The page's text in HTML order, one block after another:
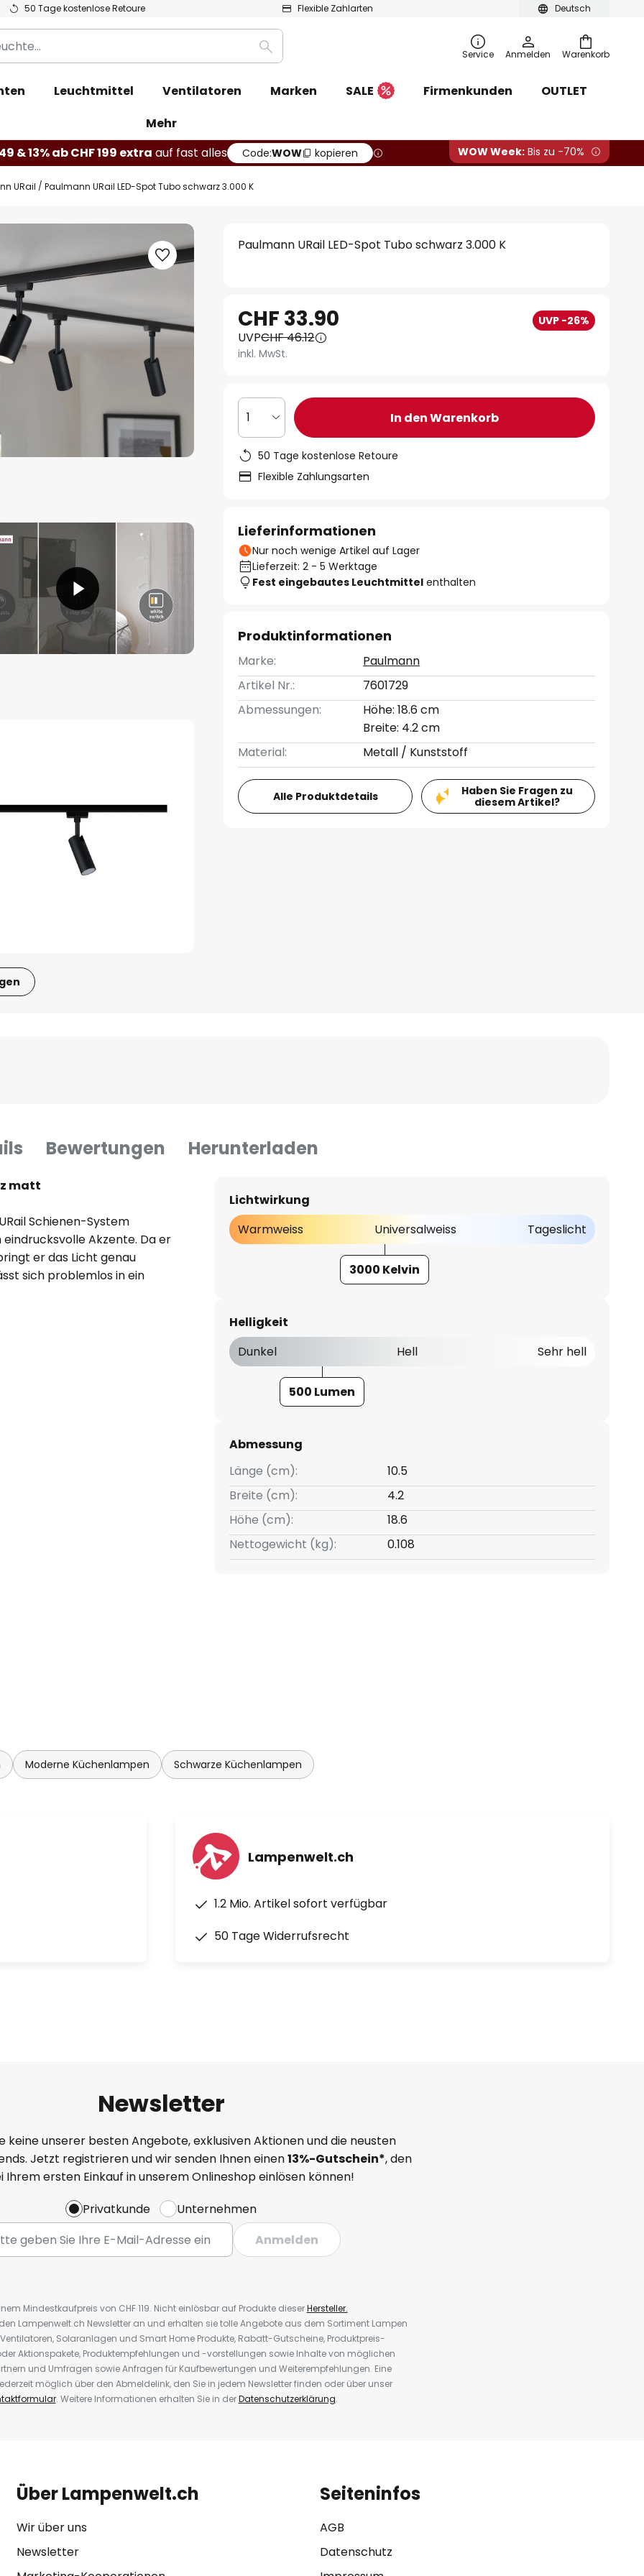
Deutsch
50 Tage kostenlose Retoure Flexible Zahlarten
Warenkorb
Suche Service Anmelden
Leuchtmittel Ventilatoren Marken SALE Firmenkunden
OUTLET
Mehr
& 13% ab CHF 199 extra auf fast alles Code:WOW kopieren WOW Week: Bis zu -70%
URail Paulmann URail LED-Spot Tubo schwarz 3.000 K
Paulmann URail LED-Spot Tubo schwarz 3.000 K
CHF 33.90 UVP -26%
UVPCHF 46.12
inkl. MwSt.
1 In den Warenkorb
50 Tage kostenlose Retoure
Flexible Zahlungsarten
Lieferinformationen
Nur noch wenige Artikel auf Lager
Lieferzeit: 2 - 5 Werktage
Fest eingebautes Leuchtmittel enthalten
Produktinformationen
Marke:
Paulmann
Artikel Nr.:
7601729
Abmessungen:
Höhe: 18.6 cm
Breite: 4.2 cm
Material:
Metall / Kunststoff
Alle Produktdetails
Haben Sie Fragen zu
diesem Artikel?
Bewertungen Herunterladen
matt
Schienen-System
Akzente. Da er
er das Licht genau
sich problemlos in ein
einbinden, da er mit allen
für all diejenigen, die nach
Lichtwirkung
Warmweiss
Universalweiss Tageslicht
3000 Kelvin
Helligkeit
Dunkel
Hell Sehr hell
500 Lumen
Abmessung
Länge (cm):
10.5
Breite (cm):
4.2
Höhe (cm):
18.6
Nettogewicht (kg):
0.108
Moderne Küchenlampen Schwarze Küchenlampen
Lampenwelt.ch
1.2 Mio. Artikel sofort verfügbar
50 Tage Widerrufsrecht
Newsletter
keine unserer besten Angebote, exklusiven Aktionen und die neusten
Jetzt registrieren und wir senden Ihnen einen13%-Gutschein*, den
Ihrem ersten Einkauf in unserem Onlineshop einlösen können!
Privatkunde
Unternehmen
Anmelden
Mindestkaufpreis von CHF 119. Nicht einlösbar auf Produkte dieserHersteller.
Lampenwelt.ch Newsletter an und erhalten sie tolle Angebote aus dem Sortiment Lampen
Solaranlagen und Smart Home Produkte, Rabatt-Gutscheine, Produktpreis-
Aktionspakete, Produktempfehlungen und -vorstellungen sowie Inhalte von möglichen
und Umfragen sowie Anfragen für Kaufbewertungen und Weiterempfehlungen. Eine
möglich über den Abmeldelink, den Sie in jedem Newsletter finden oder über unser
. Weitere Informationen erhalten Sie in derDatenschutzerklärung.
Über Lampenwelt.ch
Wir über uns
Newsletter
Seiteninfos
AGB
Datenschutz